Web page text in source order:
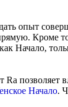
опыт
Кроме
Начало,
позволяет
Начало.